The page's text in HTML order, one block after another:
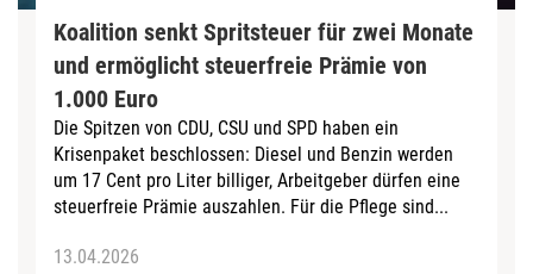
Koalition senkt Spritsteuer für zwei Monate
und ermöglicht steuerfreie Prämie von
1.000 Euro
Die Spitzen von CDU, CSU und SPD haben ein
Krisenpaket beschlossen: Diesel und Benzin werden
um 17 Cent pro Liter billiger, Arbeitgeber dürfen eine
steuerfreie Prämie auszahlen. Für die Pflege sind...
13.04.2026